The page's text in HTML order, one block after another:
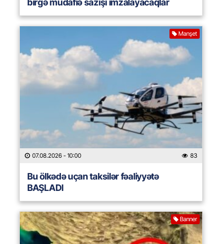
birgə müdafiə sazişi imzalayacaqlar
Manşet
07.08.2026 - 10:00 83
Bu ölkədə uçan taksilər fəaliyyətə
BAŞLADI
Banner